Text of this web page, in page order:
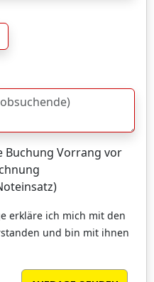
Buchung Vorrang vor
erkläre ich mich mit den
und bin mit ihnen